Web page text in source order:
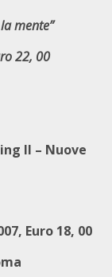
mente”
22, 00
II – Nuove
Euro 18, 00